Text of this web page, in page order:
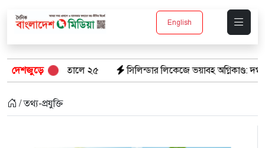
English
দেশজুড়ে
হাসপাতালে ২৫ সিলিন্ডার লিকেজে ভয়াবহ অগ্নিকাণ্ড: দগ্ধ ৩ জনের
/ তথ্য-প্রযুক্তি